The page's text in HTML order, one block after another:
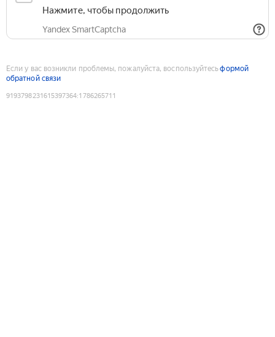
Нажмите, чтобы продолжить
Yandex SmartCaptcha
Если у вас возникли проблемы, пожалуйста, воспользуйтесьформой
обратной связи
9193798231615397364:1786265711